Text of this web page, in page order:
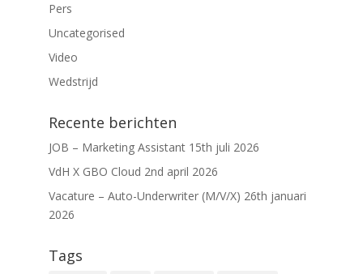
Pers
Uncategorised
Video
Wedstrijd
Recente berichten
JOB – Marketing Assistant 15th juli 2026
VdH X GBO Cloud 2nd april 2026
Vacature – Auto-Underwriter (M/V/X) 26th januari
2026
Tags